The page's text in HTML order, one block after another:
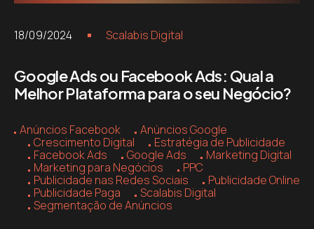
18/09/2024 Scalabis Digital
Google Ads ou Facebook Ads: Qual a
Melhor Plataforma para o seu Negócio?
Anúncios Facebook
Anúncios Google
Crescimento Digital
Estratégia de Publicidade
Facebook Ads
Google Ads
Marketing Digital
Marketing para Negócios
PPC
Publicidade nas Redes Sociais
Publicidade Online
Publicidade Paga
Scalabis Digital
Segmentação de Anúncios